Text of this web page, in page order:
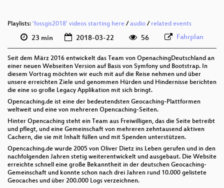
Playlists: 'fossgis2018' videos starting here /audio / related events
23 min 2018-03-22 56 Fahrplan
Seit dem März 2016 entwickelt das Team von OpenachingDeutschland an
einer neuen Webseiten Version auf Basis von Symfony und Bootstrap. In
diesem Vortrag möchten wir euch mit auf die Reise nehmen und über
unsere erreichten Ziele und genommen Hürden und Hindernisse berichten
die eine so große Legacy Applikation mit sich bringt.
Opencaching.de ist eine der bedeutendsten Geocaching-Plattformen
weltweit und eine von mehreren Opencaching-Seiten.
Hinter Opencaching steht ein Team aus Freiwilligen, das die Seite betreibt
und pflegt, und eine Gemeinschaft von mehreren zehntausend aktiven
Cachern, die sie mit Inhalt füllen und mit Spenden unterstützen.
Opencaching.de wurde 2005 von Oliver Dietz ins Leben gerufen und in den
nachfolgenden Jahren stetig weiterentwickelt und ausgebaut. Die Website
erreichte schnell eine große Bekanntheit in der deutschen Geocaching-
Gemeinschaft und konnte schon nach drei Jahren rund 10.000 gelistete
Geocaches und über 200.000 Logs verzeichnen.